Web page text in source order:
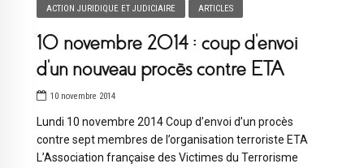
ACTION JURIDIQUE ET JUDICIAIRE ARTICLES
10 novembre 2014 : coup d’envoi
d’un nouveau procès contre ETA
10 novembre 2014
Lundi 10 novembre 2014 Coup d’envoi d’un procès
contre sept membres de l’organisation terroriste ETA
L’Association française des Victimes du Terrorisme